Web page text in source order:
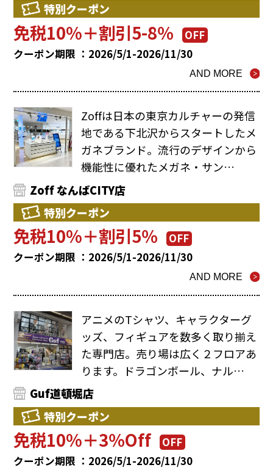
特別クーポン
免税10%＋割引5-8％
OFF
クーポン期限 ：2026/5/1-2026/11/30
AND MORE
Zoffは日本の東京カルチャーの発信
地である下北沢からスタートしたメ
ガネブランド。流行のデザインから
機能性に優れたメガネ・サン…
Zoff なんばCITY店
特別クーポン
免税10%＋割引5％
OFF
クーポン期限 ：2026/5/1-2026/11/30
AND MORE
アニメのTシャツ、キャラクターグ
ッズ、フィギュアを数多く取り揃え
た専門店。売り場は広く２フロアあ
ります。ドラゴンボール、ナル…
Guf道頓堀店
特別クーポン
免税10%＋3％Off
OFF
クーポン期限 ：2026/5/1-2026/11/30